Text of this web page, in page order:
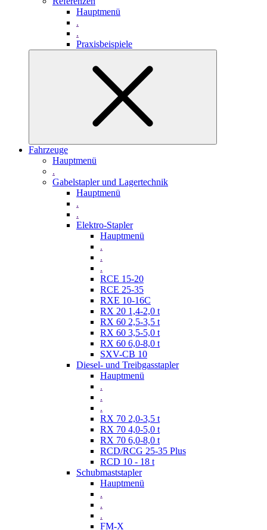
Hauptmenü
.
.
Praxisbeispiele
Fahrzeuge
Hauptmenü
.
Gabelstapler und Lagertechnik
Hauptmenü
.
.
Elektro-Stapler
Hauptmenü
.
.
.
RCE 15-20
RCE 25-35
RXE 10-16C
RX 20 1,4-2,0 t
RX 60 2,5-3,5 t
RX 60 3,5-5,0 t
RX 60 6,0-8,0 t
SXV-CB 10
Diesel- und Treibgasstapler
Hauptmenü
.
.
.
RX 70 2,0-3,5 t
RX 70 4,0-5,0 t
RX 70 6,0-8,0 t
RCD/RCG 25-35 Plus
RCD 10 - 18 t
Schubmaststapler
Hauptmenü
.
.
.
FM-X